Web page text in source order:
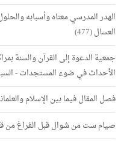
الهدر المدرسي معناه وأسبابه
العسال(477)
جمعية الدعوة إلى القرآن والسنة
الأحداث في ضوء المستجدات -
فصل المقال فيما بين الإسلام
صيام ست من شوال قبل الفراغ من